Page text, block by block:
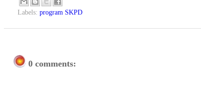
Labels: program SKPD
0 comments: